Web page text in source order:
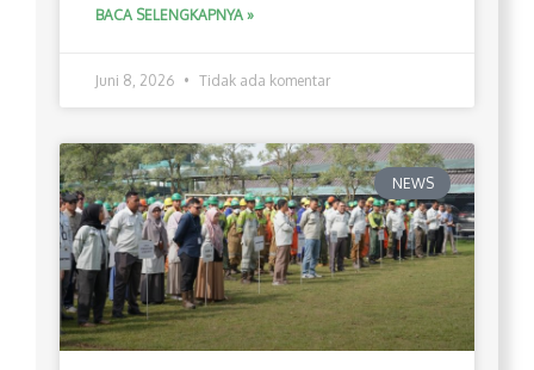
BACA SELENGKAPNYA »
Juni 8, 2026 Tidak ada komentar
NEWS